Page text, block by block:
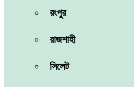
রংপুর
রাজশাহী
সিলেট